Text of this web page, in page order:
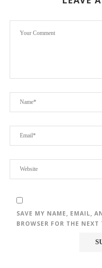
SAVE MY NAME, EMAIL,
BROWSER FOR THE